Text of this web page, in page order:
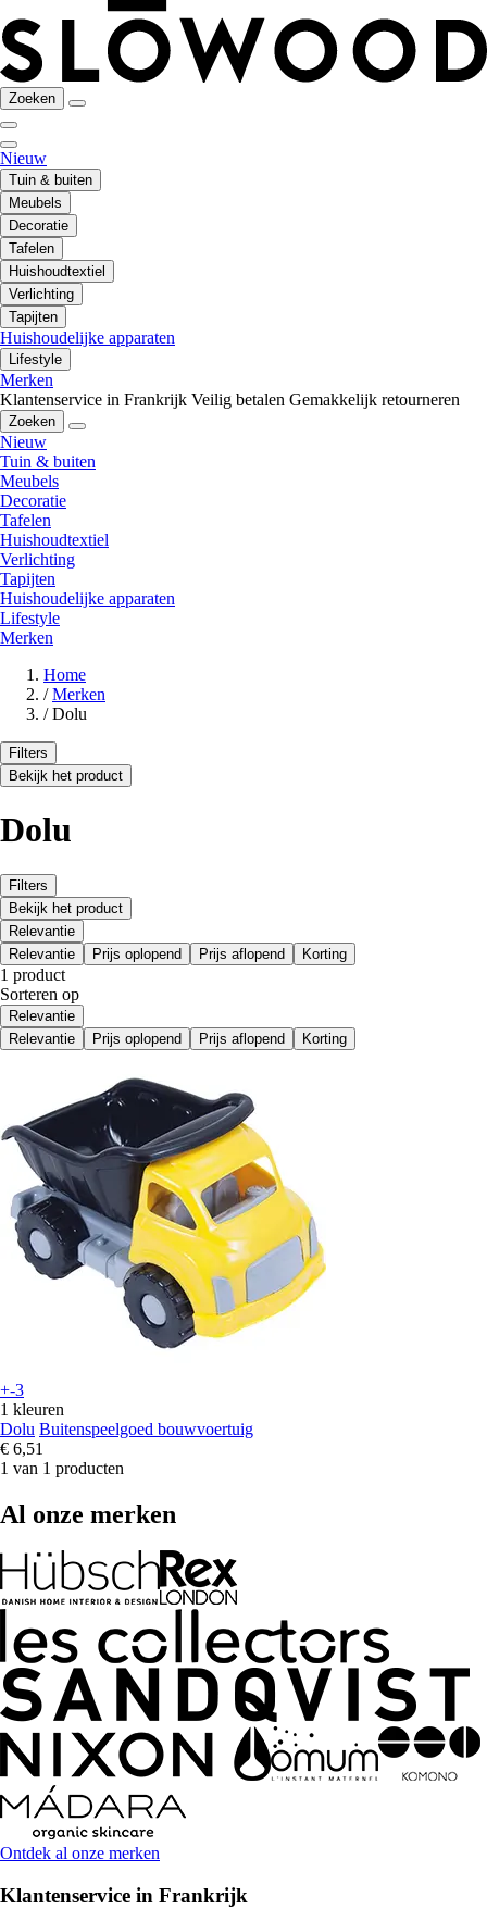
Zoeken
Nieuw
Tuin & buiten
Meubels
Decoratie
Tafelen
Huishoudtextiel
Verlichting
Tapijten
Huishoudelijke apparaten
Lifestyle
Merken
Klantenservice in Frankrijk Veilig betalen Gemakkelijk retourneren
Zoeken
Nieuw
Tuin & buiten
Meubels
Decoratie
Tafelen
Huishoudtextiel
Verlichting
Tapijten
Huishoudelijke apparaten
Lifestyle
Merken
Home
/ Merken
/ Dolu
Filters
Bekijk het product
Dolu
Filters
Bekijk het product
Relevantie
Relevantie
Prijs oplopend Prijs aflopend Korting
1 product
Sorteren op
Relevantie
Relevantie
Prijs oplopend Prijs aflopend Korting
+-3
1 kleuren
Dolu Buitenspeelgoed bouwvoertuig
€ 6,51
1 van 1 producten
Al onze merken
Ontdek al onze merken
Klantenservice in Frankrijk